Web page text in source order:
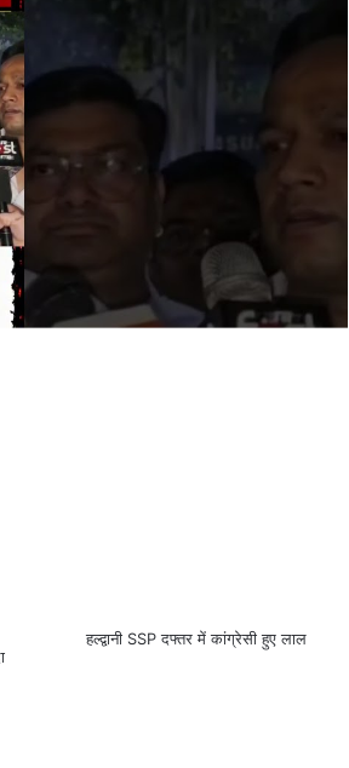
हल्द्वानी SSP दफ्तर में कांग्रेसी हुए लाल